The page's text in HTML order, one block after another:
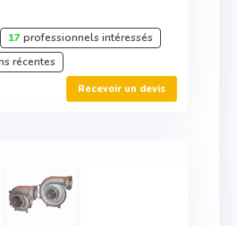
17professionnels intéressés
récentes
Recevoir un devis